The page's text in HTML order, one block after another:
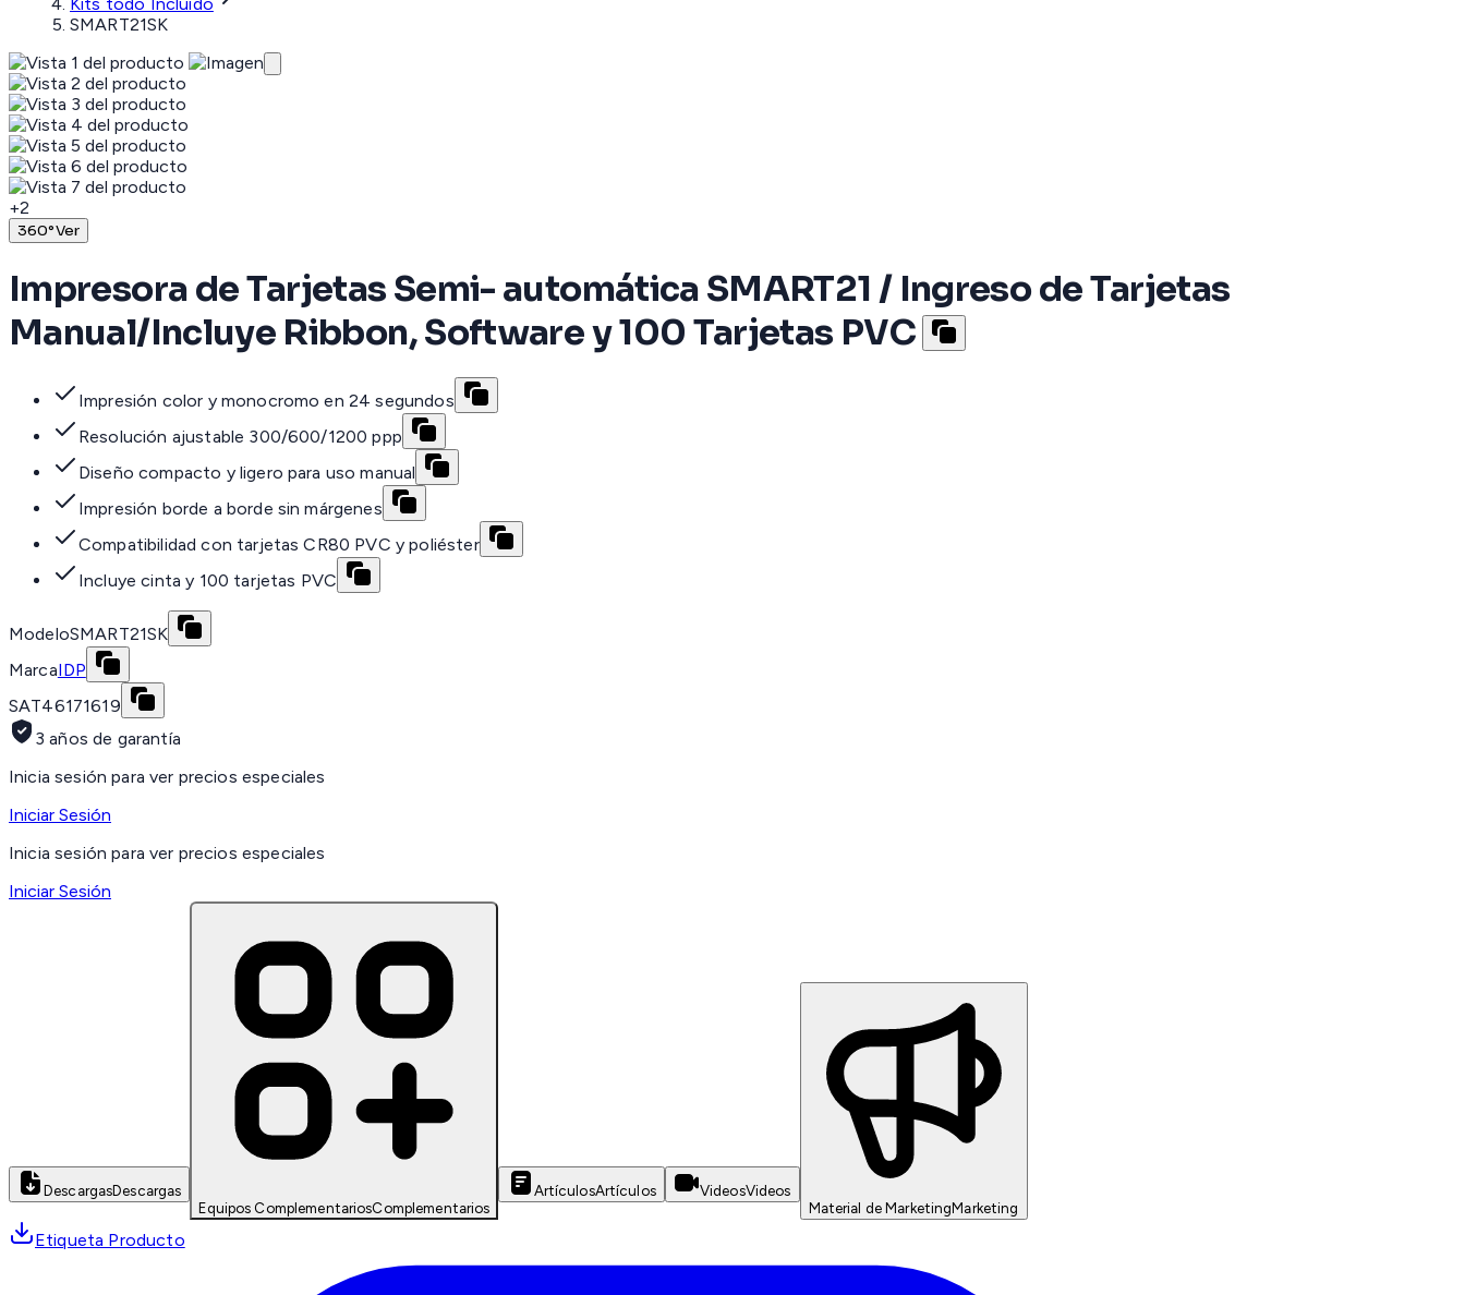
Kits todo Incluido
SMART21SK
+2
360°Ver
Impresora de Tarjetas Semi- automática SMART21 / Ingreso de Tarjetas
Manual/Incluye Ribbon, Software y 100 Tarjetas PVC
Impresión color y monocromo en 24 segundos
Resolución ajustable 300/600/1200 ppp
Diseño compacto y ligero para uso manual
Impresión borde a borde sin márgenes
Compatibilidad con tarjetas CR80 PVC y poliéster
Incluye cinta y 100 tarjetas PVC
ModeloSMART21SK
MarcaIDP
SAT46171619
3 años de garantía
Inicia sesión para ver precios especiales
Iniciar Sesión
Inicia sesión para ver precios especiales
Iniciar Sesión
DescargasDescargas
Equipos ComplementariosComplementarios
ArtículosArtículos VideosVideos
Material de MarketingMarketing
Etiqueta Producto